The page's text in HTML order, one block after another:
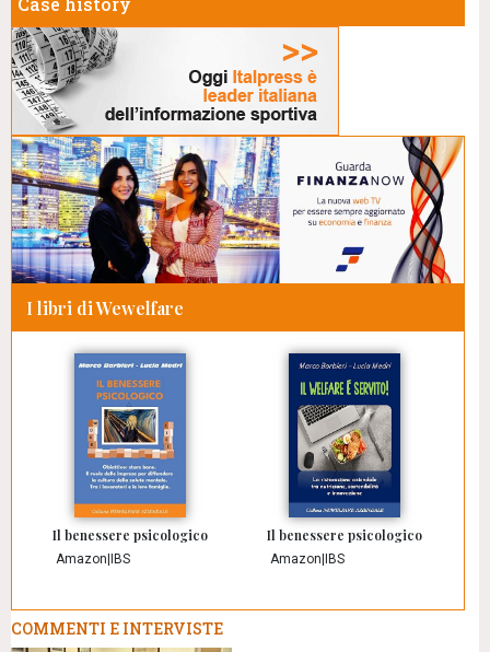
I libri di Wewelfare
Il benessere psicologico
Amazon IBS
Il benessere psicologico
Amazon IBS
COMMENTI E INTERVISTE